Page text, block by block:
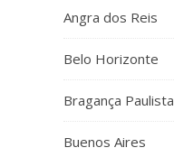
Angra dos Reis
Belo Horizonte
Bragança Paulista
Buenos Aires